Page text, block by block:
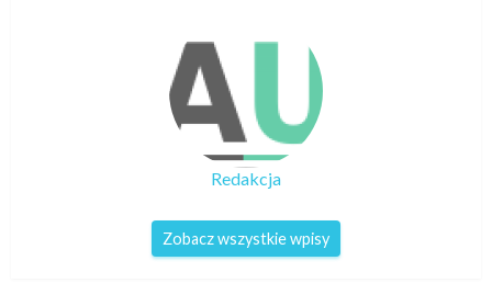
Redakcja
Zobacz wszystkie wpisy